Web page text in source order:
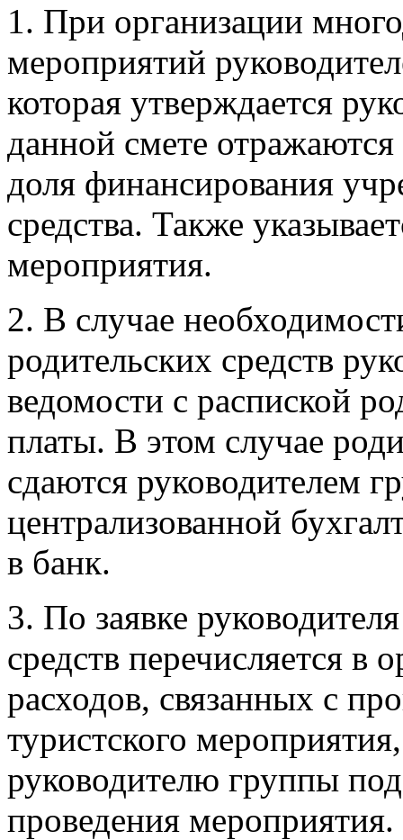
1. При организации
мероприятий
которая утверждается
данной смете отражаются
доля финансирования
средства. Также
мероприятия.
2. В случае
родительских средств
ведомости с распиской
платы. В этом случае
сдаются руководителем
централизованной
в банк.
3. По заявке
средств перечисляется в
расходов, связанных с
туристского
руководителю группы
проведения мероприятия.